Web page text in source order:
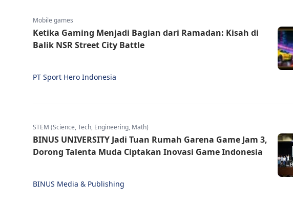
Mobile games
Ketika Gaming Menjadi Bagian dari Ramadan: Kisah di
Balik NSR Street City Battle
PT Sport Hero Indonesia
STEM (Science, Tech, Engineering, Math)
BINUS UNIVERSITY Jadi Tuan Rumah Garena Game Jam 3,
Dorong Talenta Muda Ciptakan Inovasi Game Indonesia
BINUS Media & Publishing